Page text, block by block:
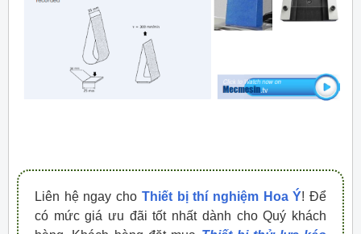
Liên hệ ngay cho Thiết bị thí nghiệm Hoa Ý! Để
có mức giá ưu đãi tốt nhất dành cho Quý khách